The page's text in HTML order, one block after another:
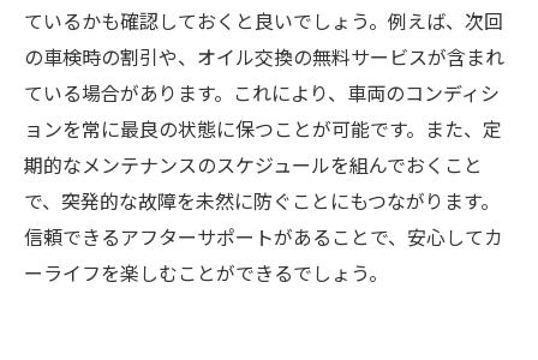
ているかも確認しておくと良いでしょう。例えば、次回
の車検時の割引や、オイル交換の無料サービスが含まれ
ている場合があります。これにより、車両のコンディシ
ョンを常に最良の状態に保つことが可能です。また、定
期的なメンテナンスのスケジュールを組んでおくこと
で、突発的な故障を未然に防ぐことにもつながります。
信頼できるアフターサポートがあることで、安心してカ
ーライフを楽しむことができるでしょう。